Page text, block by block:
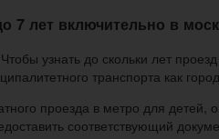
7 лет включительно в
узнать до скольки лет
транспорта как
проезда в метро для
соответствующий